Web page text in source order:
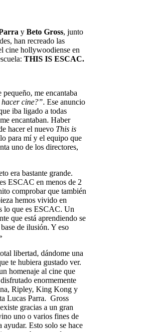
y Beto Gross, junto
han recreado las
cine hollywoodiense en
THIS IS ESCAC.
me encantaba
hacer cine?”. Ese anuncio
iba ligado a todas
encantaban. Haber
hacer el nuevo This is
para mí y el equipo que
uno de los directores,
era bastante grande.
ESCAC en menos de 2
comprobar que también
hemos vivido en
lo que es ESCAC. Un
que está aprendiendo se
de ilusión. Y eso
libertad, dándome una
te hubiera gustado ver.
homenaje al cine que
enormemente
Ripley, King Kong y
Lucas Parra. Gross
gracias a un gran
uno o varios fines de
ayudar. Esto solo se hace